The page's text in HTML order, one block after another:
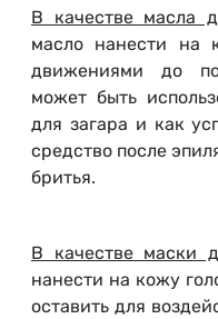
В качестве масла
масло нанести на
движениями до
может быть
для загара и как
средство после
бритья.
В качестве маски
нанести на кожу
оставить для